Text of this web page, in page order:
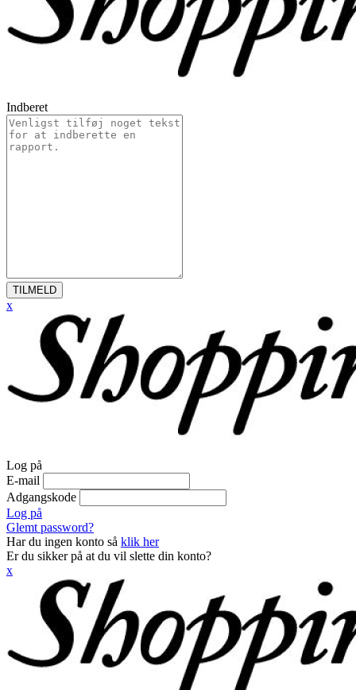
Indberet
TILMELD
x
Log på
E-mail
Adgangskode
Log på
Glemt password?
Har du ingen konto så klik her
Er du sikker på at du vil slette din konto?
x